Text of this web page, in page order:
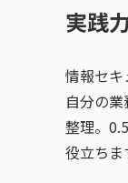
実践
情報セ
自分の
整理。
役立ちま